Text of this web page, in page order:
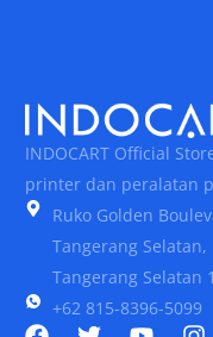
INDOCART Official
printer dan peralatan
Ruko Golden
Tangerang
Tangerang Selatan
+62 815-8396-5099